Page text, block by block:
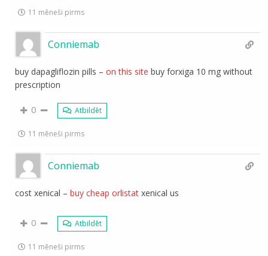
11 mēneši pirms
Conniemab
buy dapagliflozin pills –on this site buy forxiga 10 mg without
prescription
0 Atbildēt
11 mēneši pirms
Conniemab
cost xenical –buy cheap orlistat xenical us
0 Atbildēt
11 mēneši pirms